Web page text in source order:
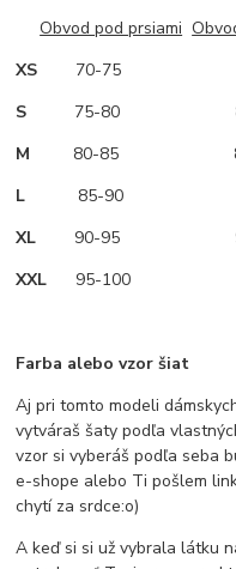
Obvod pod prsiami
XS 70-75
S 75-80 80-
M 80-85 85-
L 85-90 90-
XL 90-95 95-
XXL 95-100
Farba alebo vzor šiat
Aj pri tomto modeli
vytváraš šaty podľa
vzor si vyberáš podľa seba
e-shope alebo Ti pošlem
chytí za srdce:o)
A keď si si už vybrala látku